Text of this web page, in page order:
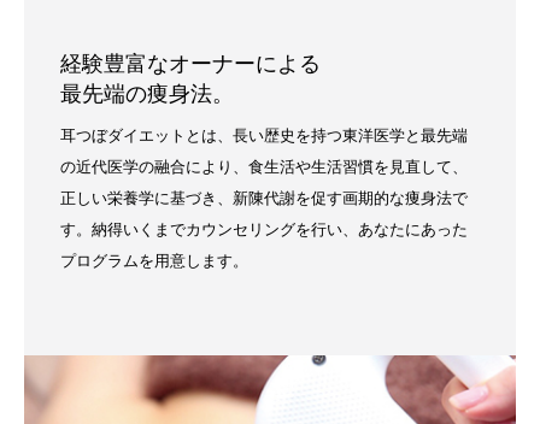
経験豊富なオーナーによる
最先端の痩身法。
耳つぼダイエットとは、長い歴史を持つ東洋医学と最先端
の近代医学の融合により、食生活や生活習慣を見直して、
正しい栄養学に基づき、新陳代謝を促す画期的な痩身法で
す。納得いくまでカウンセリングを行い、あなたにあった
プログラムを用意します。